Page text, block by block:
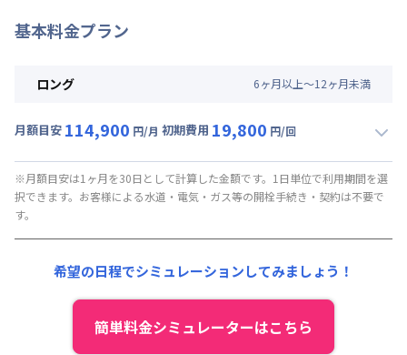
基本料金プラン
ロング 6ヶ月以上～12ヶ月未満
月額目安 114,900 円/月 初期費用 19,800 円/回
月額賃料目安(30日利用)
賃料 : 87,000円/月 (2,900円/日)
光熱費他 :
その他費用 :
火災保険料: 1,500円/月
事務手数料 : 10,000円/回 (税抜)
※月額目安は1ヶ月を30日として計算した金額です。1日単位で利用期間を選
択できます。お客様による水道・電気・ガス等の開栓手続き・契約は不要で
す。
希望の日程でシミュレーションしてみましょう！
簡単料金シミュレーターはこちら